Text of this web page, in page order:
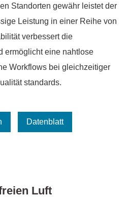
Standorten gewähr leistet der
Leistung in einer Reihe von
verbessert die
ermöglicht eine nahtlose
Workflows bei gleichzeitiger
standards.
Datenblatt
Luft